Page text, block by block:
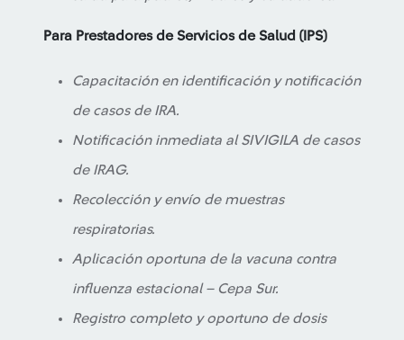
Para Prestadores de Servicios de Salud (IPS)
Capacitación en identificación y notificación
de casos de IRA.
Notificación inmediata al SIVIGILA de casos
de IRAG.
Recolección y envío de muestras
respiratorias.
Aplicación oportuna de la vacuna contra
influenza estacional – Cepa Sur.
Registro completo y oportuno de dosis